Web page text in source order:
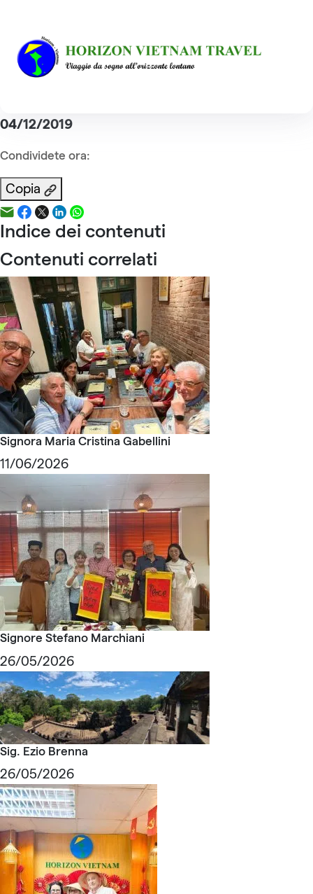
Sig. Francis EHRHART
Indice dei contenuti
04/12/2019
Condividete ora:
Copia
Indice dei contenuti
Contenuti correlati
Signora Maria Cristina Gabellini
11/06/2026
Signore Stefano Marchiani
26/05/2026
Sig. Ezio Brenna
26/05/2026